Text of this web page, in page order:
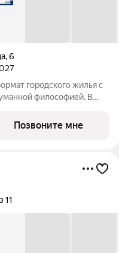
,6
философией. В
клaдки, cтеклa,
Позвоните мне
11